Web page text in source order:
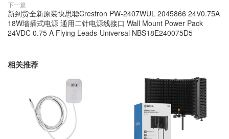
下一篇
新到货全新原装快思聪Crestron PW-2407WUL 2045866 24V0.75A
18W墙插式电源 通用二针电源线接口 Wall Mount Power Pack
24VDC 0.75 A Flying Leads-Universal NBS18E240075D5
相关推荐